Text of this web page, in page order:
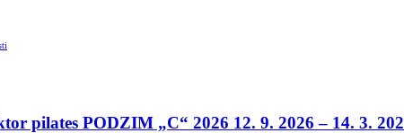
pilates PODZIM „C“ 2026 12. 9. 2026 – 14. 3.